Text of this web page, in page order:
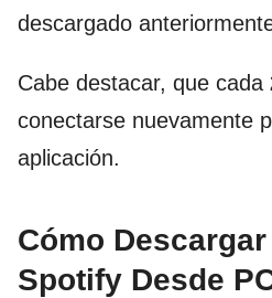
descargado
Cabe destacar, que cada
conectarse nuevamente
aplicación.
Cómo
Spotify Desde